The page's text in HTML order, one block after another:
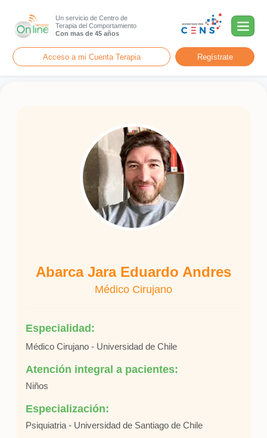
Un servicio de Centro de
Terapia del Comportamiento
Con mas de 45 años
Acceso a mi Cuenta Terapia Regístrate
Abarca Jara Eduardo Andres
Médico Cirujano
Especialidad:
Médico Cirujano - Universidad de Chile
Atención integral a pacientes:
Niños
Especialización:
Psiquiatria - Universidad de Santiago de Chile